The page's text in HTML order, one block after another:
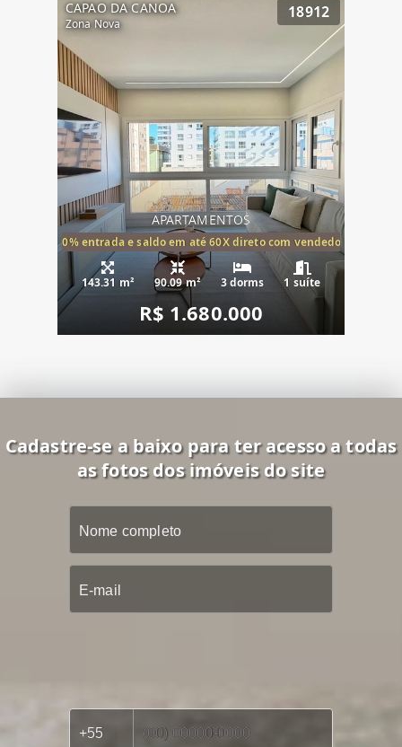
CAPAO DA CANOA
Zona Nova
18912
APARTAMENTOS
20% entrada e saldo em até 60X direto com vendedor
143.31 m² 90.09 m² 3 dorms 1 suíte
R$ 1.680.000
Cadastre-se a baixo para ter acesso a todas
as fotos dos imóveis do site